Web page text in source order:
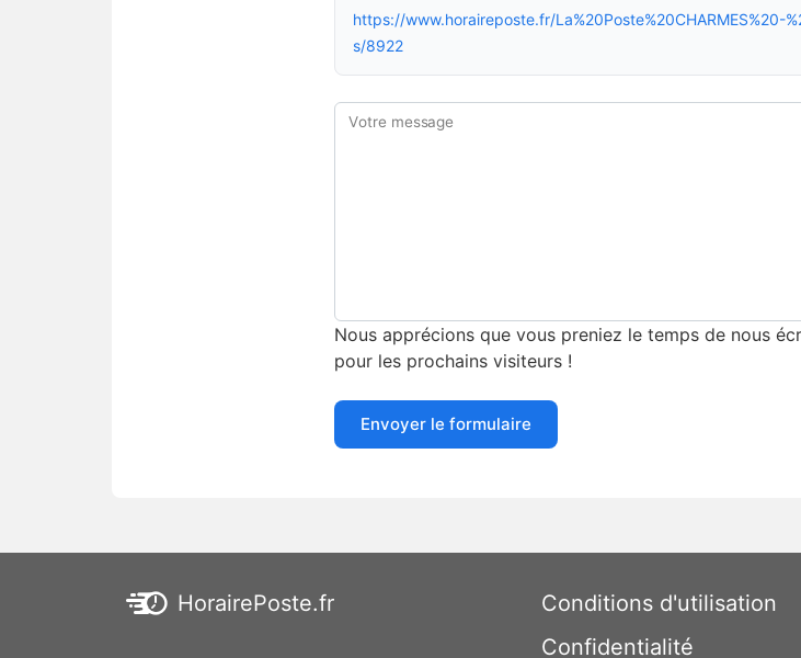
https://www.horaireposte.fr/La%20Poste%20CHARMES%20-
s/8922
Votre message
Nous apprécions que vous preniez le temps de nous
pour les prochains visiteurs !
Envoyer le formulaire
HorairePoste.fr
Conditions d'utilisation
Confidentialité